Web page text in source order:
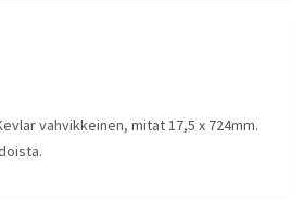
vahvikkeinen, mitat 17,5 x 724mm.